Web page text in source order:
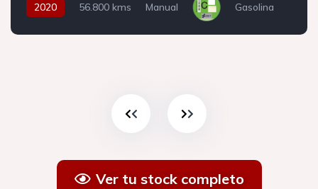
2020 56.800 kms Manual Gasolina
Ver tu stock completo